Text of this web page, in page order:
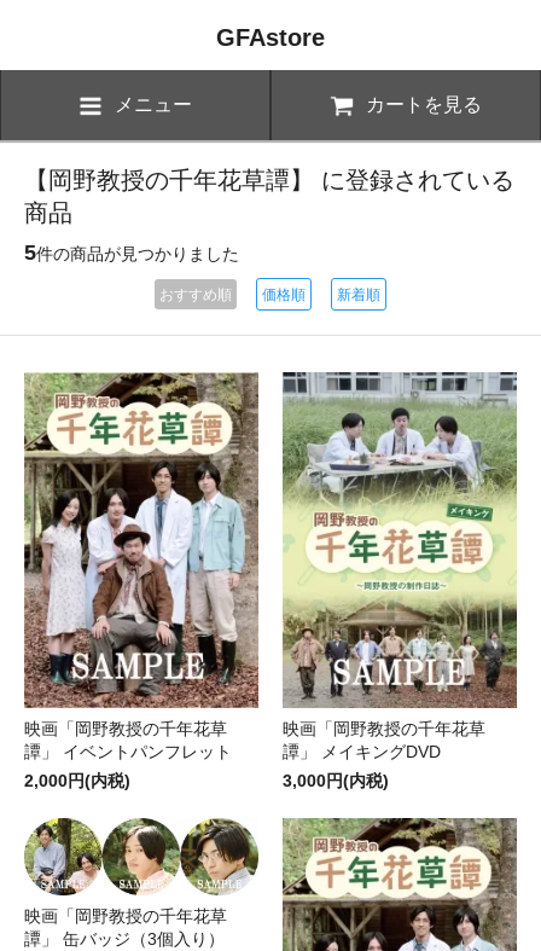
GFAstore
メニュー カートを見る
【岡野教授の千年花草譚】 に登録されている
商品
5件の商品が見つかりました
おすすめ順 価格順 新着順
映画「岡野教授の千年花草
譚」 イベントパンフレット
2,000円(内税)
映画「岡野教授の千年花草
譚」 メイキングDVD
3,000円(内税)
映画「岡野教授の千年花草
譚」 缶バッジ（3個入り）